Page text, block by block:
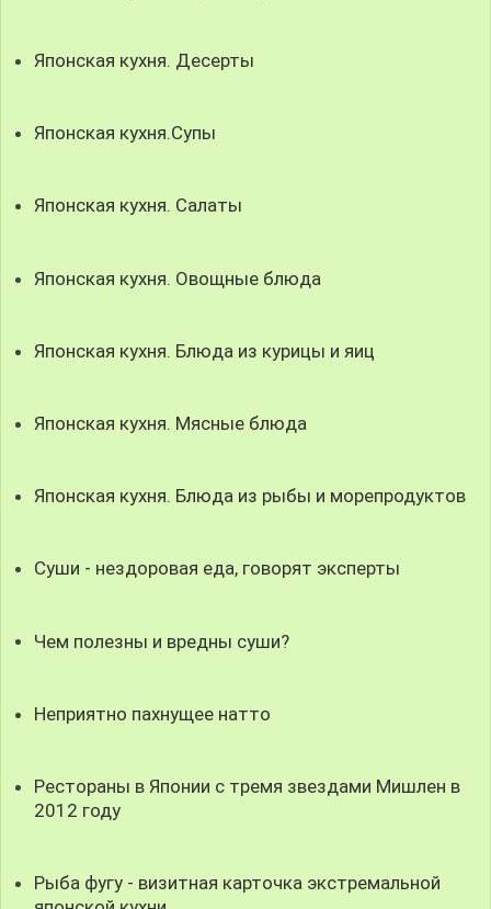
Японская кухня. Десерты
Японская кухня.Супы
Японская кухня. Салаты
Японская кухня. Овощные блюда
Японская кухня. Блюда из курицы и яиц
Японская кухня. Мясные блюда
Японская кухня. Блюда из рыбы и морепродуктов
Суши - нездоровая еда, говорят эксперты
Чем полезны и вредны суши?
Неприятно пахнущее натто
Рестораны в Японии с тремя звездами Мишлен в
2012 году
Рыба фугу - визитная карточка экстремальной